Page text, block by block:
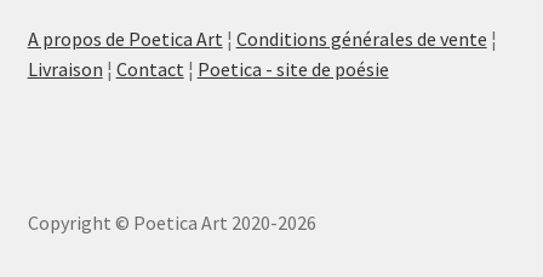
A propos de Poetica Art ¦ Conditions générales de vente ¦
Livraison ¦ Contact ¦ Poetica - site de poésie
Copyright © Poetica Art 2020-2026